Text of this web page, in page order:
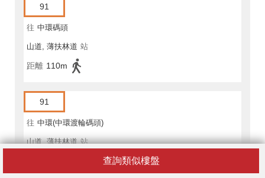
查詢類似樓盤
91
往 中環碼頭
山道, 薄扶林道 站
距離 110m
91
往 中環(中環渡輪碼頭)
山道, 薄扶林道 站